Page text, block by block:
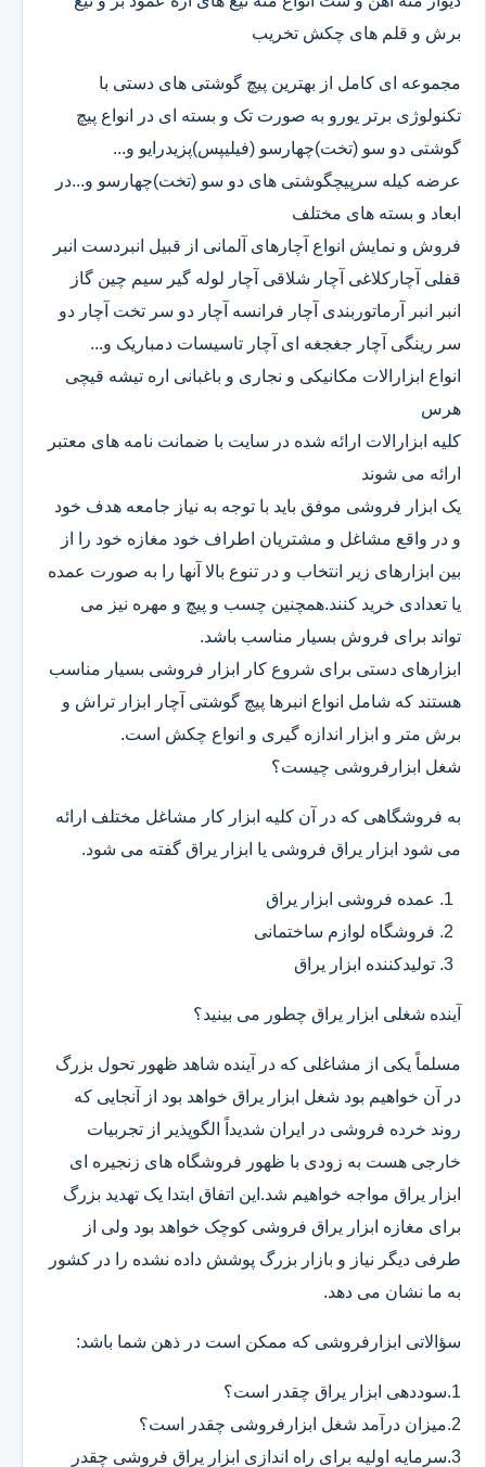
برش و قلم های چکش تخریب
مجموعه ای کامل از بهترین پیچ گوشتی های دستی با
تکنولوژی برتر یورو به صورت تک و بسته ای در انواع پیچ
گوشتی دو سو (تخت)چهارسو (فیلیپس)پزیدرایو و...
عرضه کیله سرپیچگوشتی های دو سو (تخت)چهارسو و...در
ابعاد و بسته های مختلف
فروش و نمایش انواع آچارهای آلمانی از قبیل انبردست انبر
قفلی آچارکلاغی آچار شلاقی آچار لوله گیر سیم چین گاز
انبر انبر آرماتوربندی آچار فرانسه آچار دو سر تخت آچار دو
سر رینگی آچار جغجغه ای آچار تاسیسات دمباریک و...
انواع ابزارالات مکانیکی و نجاری و باغبانی اره تیشه قیچی
هرس
کلیه ابزارالات ارائه شده در سایت با ضمانت نامه های معتبر
ارائه می شوند
یک ابزار فروشی موفق باید با توجه به نیاز جامعه هدف خود
و در واقع مشاغل و مشتریان اطراف خود مغازه خود را از
بین ابزارهای زیر انتخاب و در تنوع بالا آنها را به صورت عمده
یا تعدادی خرید کنند.همچنین چسب و پیچ و مهره نیز می
تواند برای فروش بسیار مناسب باشد.
ابزارهای دستی برای شروع کار ابزار فروشی بسیار مناسب
هستند که شامل انواع انبرها پیچ گوشتی آچار ابزار تراش و
برش متر و ابزار اندازه گیری و انواع چکش است.
شغل ابزارفروشی چیست؟
به فروشگاهی که در آن کلیه ابزار کار مشاغل مختلف ارائه
می شود ابزار یراق فروشی یا ابزار یراق گفته می شود.
عمده فروشی ابزار یراق
فروشگاه لوازم ساختمانی
تولیدکننده ابزار یراق
آینده شغلی ابزار یراق چطور می بینید؟
مسلماً یکی از مشاغلی که در آینده شاهد ظهور تحول بزرگ
در آن خواهیم بود شغل ابزار یراق خواهد بود از آنجایی که
روند خرده فروشی در ایران شدیداً الگوپذیر از تجربیات
خارجی هست به زودی با ظهور فروشگاه های زنجیره ای
ابزار یراق مواجه خواهیم شد.این اتفاق ابتدا یک تهدید بزرگ
برای مغازه ابزار یراق فروشی کوچک خواهد بود ولی از
طرفی دیگر نیاز و بازار بزرگ پوشش داده نشده را در کشور
به ما نشان می دهد.
سؤالاتی ابزارفروشی که ممکن است در ذهن شما باشد:
1.سوددهی ابزار یراق چقدر است؟
2.میزان درآمد شغل ابزارفروشی چقدر است؟
3.سرمایه اولیه برای راه اندازی ابزار یراق فروشی چقدر